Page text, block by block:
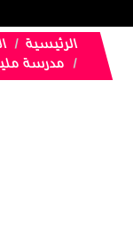
الرئيسية
مدرسة